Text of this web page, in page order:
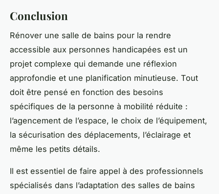
Conclusion
Rénover une salle de bains pour la rendre
accessible aux personnes handicapées est un
projet complexe qui demande une réflexion
approfondie et une planification minutieuse. Tout
doit être pensé en fonction des besoins
spécifiques de la personne à mobilité réduite :
l’agencement de l’espace, le choix de l’équipement,
la sécurisation des déplacements, l’éclairage et
même les petits détails.
Il est essentiel de faire appel à des professionnels
spécialisés dans l’adaptation des salles de bains